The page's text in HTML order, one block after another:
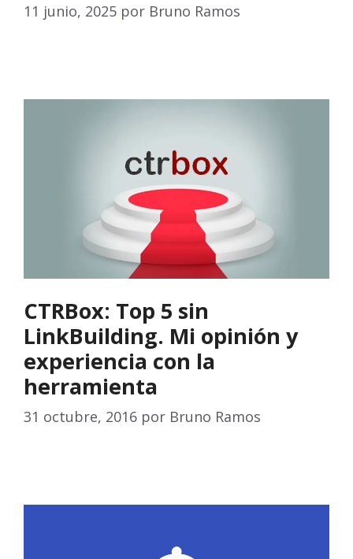
11 junio, 2025 por Bruno Ramos
CTRBox: Top 5 sin
LinkBuilding. Mi opinión y
experiencia con la
herramienta
31 octubre, 2016 por Bruno Ramos